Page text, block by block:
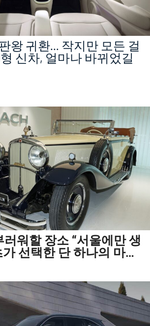
왕 귀환… 작지만 모든 걸
신차, 얼마나 바뀌었길
워할 장소 “서울에만 생
선택한 단 하나의 마이